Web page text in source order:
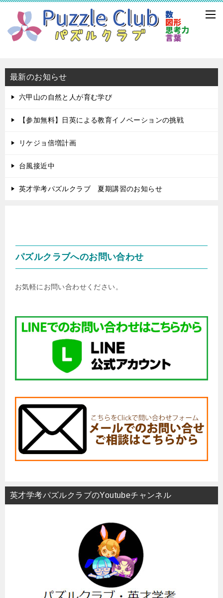
最新のお知らせ
六甲山の自然と人が育む学び
【参加無料】日英による教育イノベーションの挑戦
リケジョ倍増計画
台風接近中
英才学考パズルクラブ 夏期講習のお知らせ
パズルクラブへのお問い合わせ
お気軽にお問い合わせください。
英才学考パズルクラブのYoutubeチャンネル